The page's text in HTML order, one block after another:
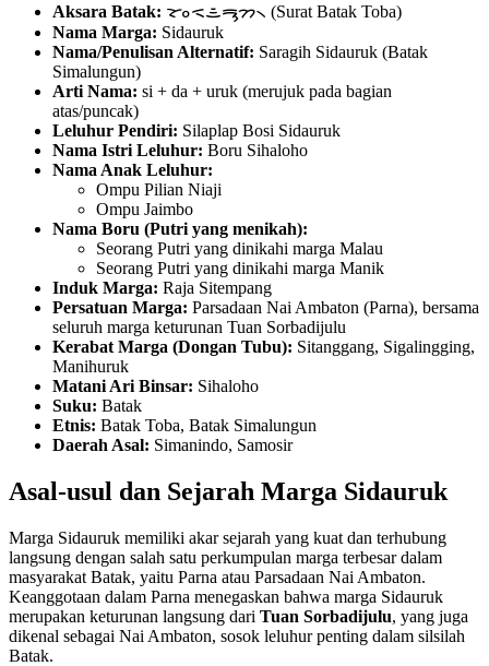
Aksara Batak: ᯘᯪᯑᯥᯒᯮᯂ᯲ (Surat Batak Toba)
Nama Marga: Sidauruk
Nama/Penulisan Alternatif: Saragih Sidauruk (Batak
Simalungun)
Arti Nama: si + da + uruk (merujuk pada bagian
atas/puncak)
Leluhur Pendiri: Silaplap Bosi Sidauruk
Nama Istri Leluhur: Boru Sihaloho
Nama Anak Leluhur:
Ompu Pilian Niaji
Ompu Jaimbo
Nama Boru (Putri yang menikah):
Seorang Putri yang dinikahi marga Malau
Seorang Putri yang dinikahi marga Manik
Induk Marga: Raja Sitempang
Persatuan Marga: Parsadaan Nai Ambaton (Parna), bersama
seluruh marga keturunan Tuan Sorbadijulu
Kerabat Marga (Dongan Tubu): Sitanggang, Sigalingging,
Manihuruk
Matani Ari Binsar: Sihaloho
Suku: Batak
Etnis: Batak Toba, Batak Simalungun
Daerah Asal: Simanindo, Samosir
Asal-usul dan Sejarah Marga Sidauruk
Marga Sidauruk memiliki akar sejarah yang kuat dan terhubung
langsung dengan salah satu perkumpulan marga terbesar dalam
masyarakat Batak, yaitu Parna atau Parsadaan Nai Ambaton.
Keanggotaan dalam Parna menegaskan bahwa marga Sidauruk
merupakan keturunan langsung dari Tuan Sorbadijulu, yang juga
dikenal sebagai Nai Ambaton, sosok leluhur penting dalam silsilah
Batak.